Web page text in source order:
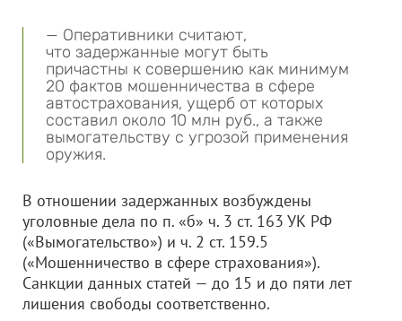
— Оперативники считают,
что задержанные могут быть
причастны к совершению как минимум
20 фактов мошенничества в сфере
автострахования, ущерб от которых
составил около 10 млн руб., а также
вымогательству с угрозой применения
оружия.
В отношении задержанных возбуждены
уголовные дела по п. «б» ч. 3 ст. 163 УК РФ
(«Вымогательство») и ч. 2 ст. 159.5
(«Мошенничество в сфере страхования»).
Санкции данных статей — до 15 и до пяти лет
лишения свободы соответственно.